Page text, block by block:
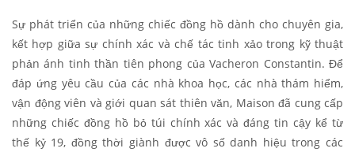
Sự phát triển của những chiếc đồng hồ dành cho chuyên gia,
kết hợp giữa sự chính xác và chế tác tinh xảo trong kỹ thuật
phản ánh tinh thần tiên phong của Vacheron Constantin. Để
đáp ứng yêu cầu của các nhà khoa học, các nhà thám hiểm,
vận động viên và giới quan sát thiên văn, Maison đã cung cấp
những chiếc đồng hồ bỏ túi chính xác và đáng tin cậy kể từ
thế kỷ 19, đồng thời giành được vô số danh hiệu trong các